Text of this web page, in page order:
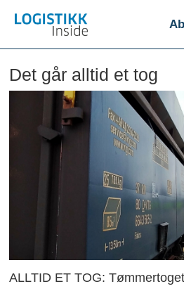
Det går alltid et tog
ALLTID ET TOG: